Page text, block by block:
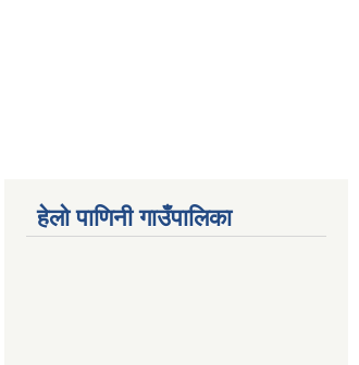
हेलो पाणिनी गाउँपालिका